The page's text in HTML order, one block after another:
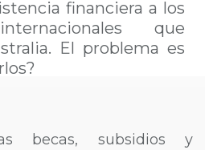
financiera a los
que
El problema es
becas, subsidios y